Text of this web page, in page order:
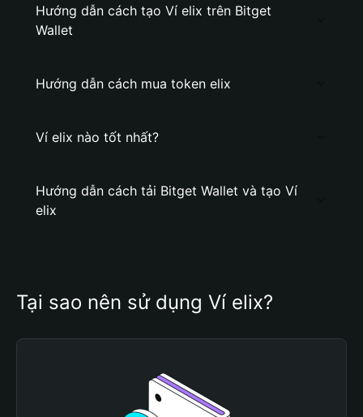
Hướng dẫn cách tạo Ví elix trên Bitget
Wallet
Hướng dẫn cách mua token elix
Ví elix nào tốt nhất?
Hướng dẫn cách tải Bitget Wallet và tạo Ví
elix
Tại sao nên sử dụng Ví elix?